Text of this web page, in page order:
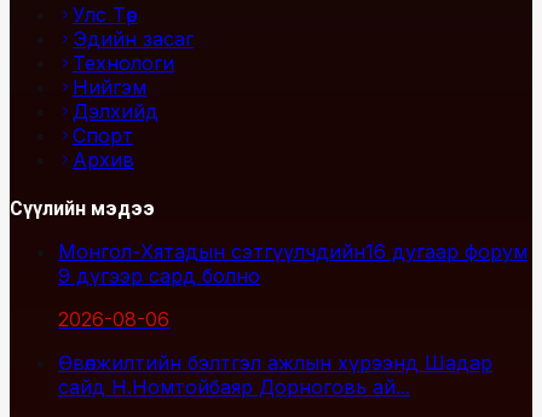
Улс Төр
Эдийн засаг
Технологи
Нийгэм
Дэлхийд
Спорт
Архив
Сүүлийн мэдээ
Монгол-Хятадын сэтгүүлчдийн16 дугаар форум
9 дүгээр сард болно
2026-08-06
Өвөлжилтийн бэлтгэл ажлын хүрээнд Шадар
сайд Н.Номтойбаяр Дорноговь ай...